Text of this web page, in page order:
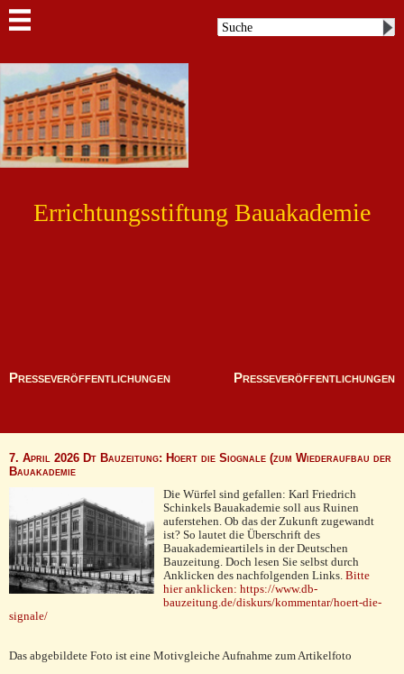
Errichtungsstiftung Bauakademie
Presseveröffentlichungen Presseveröffentlichungen
7. April 2026 Dt Bauzeitung: Hoert die Siognale (zum Wiederaufbau der
Bauakademie
Die Würfel sind gefallen: Karl Friedrich
Schinkels Bauakademie soll aus Ruinen
auferstehen. Ob das der Zukunft zugewandt
ist? So lautet die Überschrift des
Bauakademieartilels in der Deutschen
Bauzeitung. Doch lesen Sie selbst durch
Anklicken des nachfolgenden Links.Bitte
hier anklicken: https://www.db-
bauzeitung.de/diskurs/kommentar/hoert-die-
signale/
Das abgebildete Foto ist eine Motivgleiche Aufnahme zum Artikelfoto